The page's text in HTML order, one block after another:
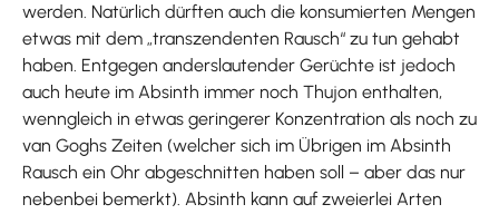
werden. Natürlich dürften auch die konsumierten Mengen
etwas mit dem „transzendenten Rausch“ zu tun gehabt
haben. Entgegen anderslautender Gerüchte ist jedoch
auch heute im Absinth immer noch Thujon enthalten,
wenngleich in etwas geringerer Konzentration als noch zu
van Goghs Zeiten (welcher sich im Übrigen im Absinth
Rausch ein Ohr abgeschnitten haben soll – aber das nur
nebenbei bemerkt). Absinth kann auf zweierlei Arten